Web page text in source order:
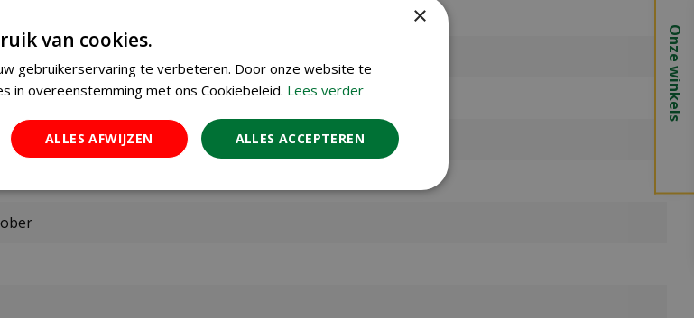
Onze winkels
×
van cookies.
gebruikerservaring te verbeteren. Door onze website te
in overeenstemming met ons Cookiebeleid. Lees verder
ALLES ACCEPTEREN
ALLES AFWIJZEN